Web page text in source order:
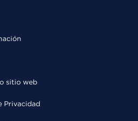
sitio web
Privacidad